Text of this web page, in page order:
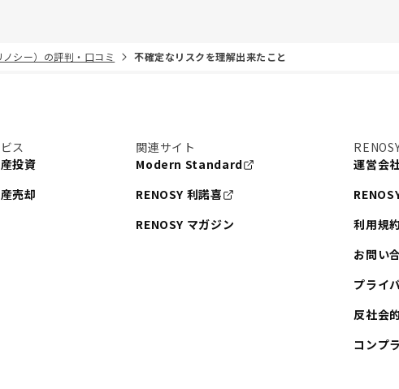
ノシー）の評判・口コミ 不確定なリスクを理解出来たこと
ス
投資
売却
関連サイト
Modern Standard
RENOSY 利諾喜
RENOSY マガジン
運営会
利用規約
お問い
プライ
反社会
コンプ